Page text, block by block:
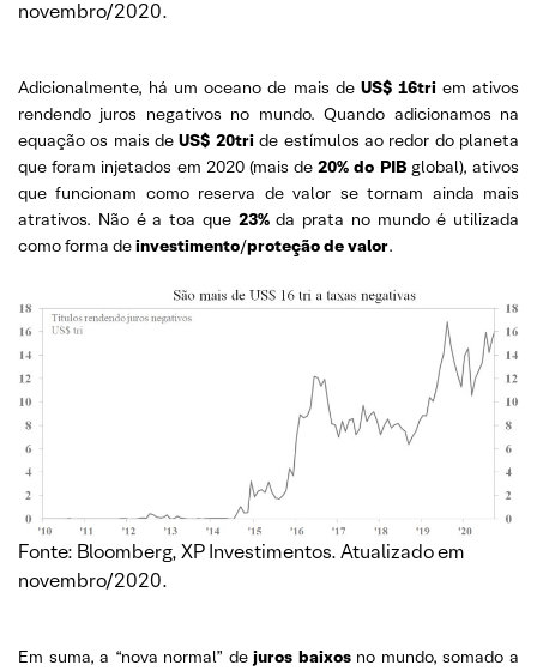
novembro/2020.
Adicionalmente, há um oceano de mais de US$ 16triem ativos
rendendo juros negativos no mundo. Quando adicionamos na
equação os mais deUS$ 20tride estímulos ao redor do planeta
que foram injetados em 2020 (mais de20% do PIB global), ativos
que funcionam como reserva de valor se tornam ainda mais
atrativos. Não é a toa que 23%da prata no mundo é utilizada
como forma deinvestimento/proteção de valor.
Fonte: Bloomberg, XP Investimentos. Atualizado em
novembro/2020.
Em suma, a “nova normal” dejuros baixos no mundo, somado a